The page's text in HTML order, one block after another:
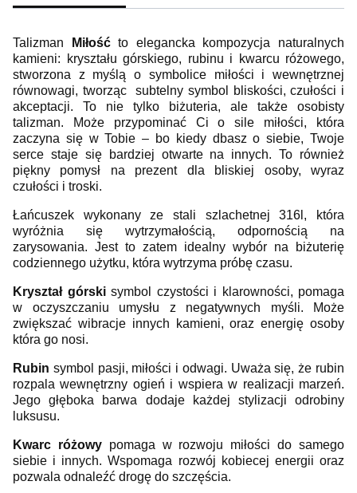
Talizman Miłośćto elegancka kompozycja naturalnych
kamieni: kryształu górskiego, rubinu i kwarcu różowego,
stworzona z myślą o symbolice miłości i wewnętrznej
równowagi, tworząc subtelny symbol bliskości, czułości i
akceptacji. To nie tylko biżuteria, ale także osobisty
talizman. Może przypominać Ci o sile miłości, która
zaczyna się w Tobie – bo kiedy dbasz o siebie, Twoje
serce staje się bardziej otwarte na innych. To również
piękny pomysł na prezent dla bliskiej osoby, wyraz
czułości i troski.
Łańcuszek wykonany ze stali szlachetnej 316l, która
wyróżnia się wytrzymałością, odpornością na
zarysowania. Jest to zatem idealny wybór na biżuterię
codziennego użytku, która wytrzyma próbę czasu.
Kryształ górskisymbol czystości i klarowności, pomaga
w oczyszczaniu umysłu z negatywnych myśli. Może
zwiększać wibracje innych kamieni, oraz energię osoby
która go nosi.
Rubin symbol pasji, miłości i odwagi. Uważa się, że rubin
rozpala wewnętrzny ogień i wspiera w realizacji marzeń.
Jego głęboka barwa dodaje każdej stylizacji odrobiny
luksusu.
Kwarc różowypomaga w rozwoju miłości do samego
siebie i innych. Wspomaga rozwój kobiecej energii oraz
pozwala odnaleźć drogę do szczęścia.